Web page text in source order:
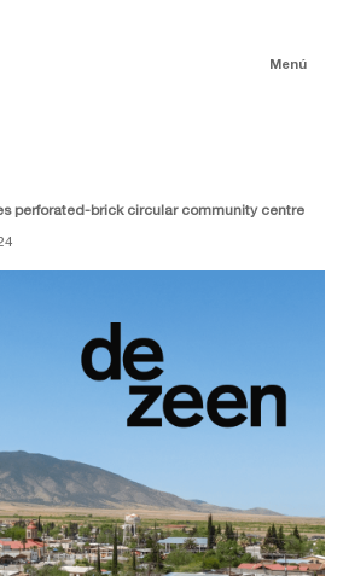
Menú
perforated-brick circular community centre